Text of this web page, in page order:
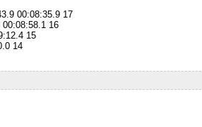
00:08:35.9 17
16
15
14